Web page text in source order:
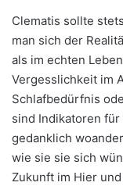
Clematis sollte
man sich der
als im echten
Vergesslichkeit im
Schlafbedürfnis
sind Indikatoren
gedanklich
wie sie sie sich
Zukunft im Hier